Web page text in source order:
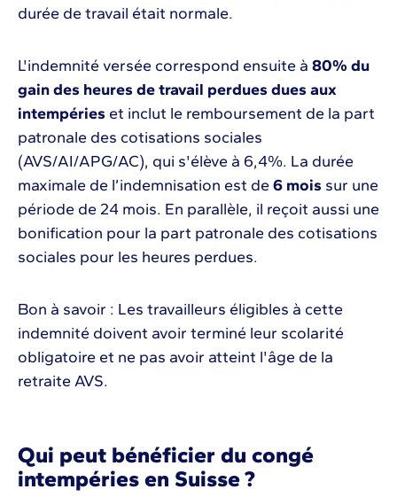
durée de travail était normale.
L'indemnité versée correspond ensuite à 80% du
gain des heures de travail perdues dues aux
intempéries et inclut le remboursement de la part
patronale des cotisations sociales
(AVS/AI/APG/AC), qui s'élève à 6,4%. La durée
maximale de l’indemnisation est de 6 mois sur une
période de 24 mois. En parallèle, il reçoit aussi une
bonification pour la part patronale des cotisations
sociales pour les heures perdues.
Bon à savoir : Les travailleurs éligibles à cette
indemnité doivent avoir terminé leur scolarité
obligatoire et ne pas avoir atteint l'âge de la
retraite AVS.
Qui peut bénéficier du congé
intempéries en Suisse ?